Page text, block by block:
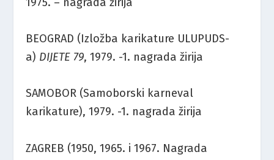
BEOGRAD (Izložba karikature ULUPUDS-
a) DIJETE 79, 1979. -1. nagrada žirija
SAMOBOR (Samoborski karneval
karikature), 1979. -1. nagrada žirija
ZAGREB (1950, 1965. i 1967. Nagrada